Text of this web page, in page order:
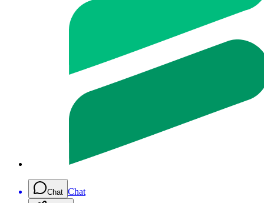
Chat Chat